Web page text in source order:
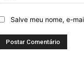
Salve meu nome, e-